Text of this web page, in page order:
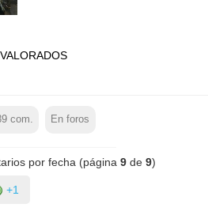
com. En foros
por fecha (página 9de 9)
+1